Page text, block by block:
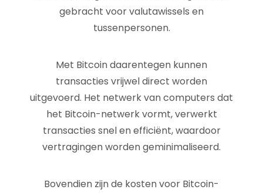
gebracht voor valutawissels en
tussenpersonen.
Met Bitcoin daarentegen kunnen
transacties vrijwel direct worden
uitgevoerd. Het netwerk van computers dat
het Bitcoin-netwerk vormt, verwerkt
transacties snel en efficiënt, waardoor
vertragingen worden geminimaliseerd.
Bovendien zijn de kosten voor Bitcoin-